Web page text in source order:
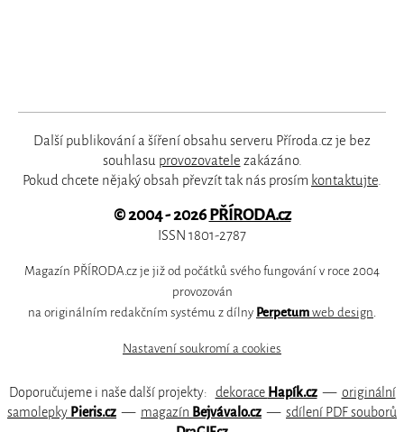
Další publikování a šíření obsahu serveru Příroda.cz je bez
souhlasu provozovatele zakázáno.
Pokud chcete nějaký obsah převzít tak nás prosím kontaktujte.
© 2004 - 2026PŘÍRODA.cz
ISSN 1801-2787
Magazín PŘÍRODA.cz je již od počátků svého fungování v roce 2004
provozován
na originálním redakčním systému z dílny Perpetum web design
Nastavení soukromí a cookies
Doporučujeme i naše další projekty: dekorace Hapík.cz— originální
samolepky Pieris.cz — magazín Bejvávalo.cz — sdílení PDF souborů